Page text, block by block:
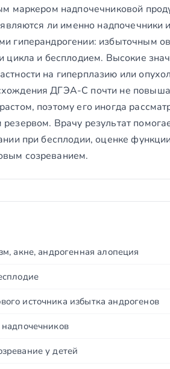
маркером надпочечниковой
ли именно надпочечники
гиперандрогении: избыточным
и бесплодием. Высокие
на гиперплазию или
ДГЭА-С почти не
поэтому его иногда
Врачу результат
при бесплодии, оценке
созреванием.
акне, андрогенная алопеция
источника избытка андрогенов
у детей